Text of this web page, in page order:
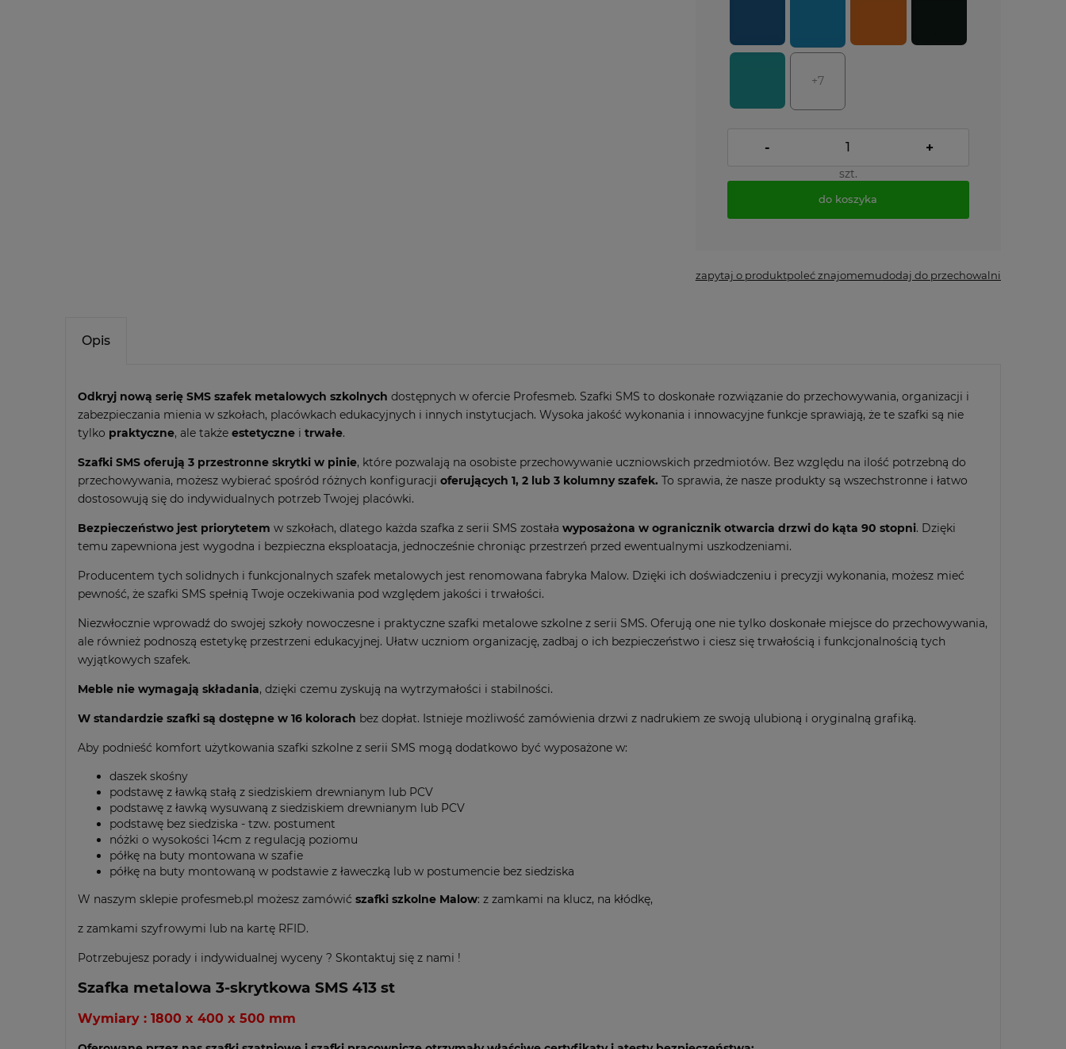
+7
- +
szt.
do koszyka
zapytaj o produktpoleć znajomemudodaj do przechowalni
Opis
Odkryj nową serię SMS szafek metalowych szkolnych dostępnych w ofercie Profesmeb. Szafki SMS to doskonałe rozwiązanie do przechowywania, organizacji i
zabezpieczania mienia w szkołach, placówkach edukacyjnych i innych instytucjach. Wysoka jakość wykonania i innowacyjne funkcje sprawiają, że te szafki są nie
tylko praktyczne, ale także estetyczne i trwałe.
Szafki SMS oferują 3 przestronne skrytki w pinie, które pozwalają na osobiste przechowywanie uczniowskich przedmiotów. Bez względu na ilość potrzebną do
przechowywania, możesz wybierać spośród różnych konfiguracji oferujących 1, 2 lub 3 kolumny szafek. To sprawia, że nasze produkty są wszechstronne i łatwo
dostosowują się do indywidualnych potrzeb Twojej placówki.
Bezpieczeństwo jest priorytetem w szkołach, dlatego każda szafka z serii SMS została wyposażona w ogranicznik otwarcia drzwi do kąta 90 stopni. Dzięki
temu zapewniona jest wygodna i bezpieczna eksploatacja, jednocześnie chroniąc przestrzeń przed ewentualnymi uszkodzeniami.
Producentem tych solidnych i funkcjonalnych szafek metalowych jest renomowana fabryka Malow. Dzięki ich doświadczeniu i precyzji wykonania, możesz mieć
pewność, że szafki SMS spełnią Twoje oczekiwania pod względem jakości i trwałości.
Niezwłocznie wprowadź do swojej szkoły nowoczesne i praktyczne szafki metalowe szkolne z serii SMS. Oferują one nie tylko doskonałe miejsce do przechowywania,
ale również podnoszą estetykę przestrzeni edukacyjnej. Ułatw uczniom organizację, zadbaj o ich bezpieczeństwo i ciesz się trwałością i funkcjonalnością tych
wyjątkowych szafek.
Meble nie wymagają składania, dzięki czemu zyskują na wytrzymałości i stabilności.
W standardzie szafki są dostępne w 16 kolorach bez dopłat. Istnieje możliwość zamówienia drzwi z nadrukiem ze swoją ulubioną i oryginalną grafiką.
Aby podnieść komfort użytkowania szafki szkolne z serii SMS mogą dodatkowo być wyposażone w:
daszek skośny
podstawę z ławką stałą z siedziskiem drewnianym lub PCV
podstawę z ławką wysuwaną z siedziskiem drewnianym lub PCV
podstawę bez siedziska - tzw. postument
nóżki o wysokości 14cm z regulacją poziomu
półkę na buty montowana w szafie
półkę na buty montowaną w podstawie z ławeczką lub w postumencie bez siedziska
W naszym sklepie profesmeb.pl możesz zamówić szafki szkolne Malow: z zamkami na klucz, na kłódkę,
z zamkami szyfrowymi lub na kartę RFID.
Potrzebujesz porady i indywidualnej wyceny ? Skontaktuj się z nami !
Szafka metalowa 3-skrytkowa SMS 413 st
Wymiary : 1800 x 400 x 500 mm